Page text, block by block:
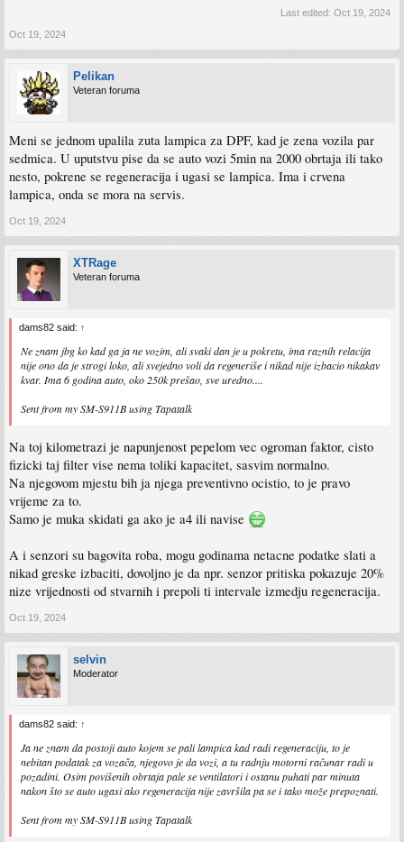
Last edited: Oct 19, 2024
Oct 19, 2024
Pelikan
Veteran foruma
Meni se jednom upalila zuta lampica za DPF, kad je zena vozila par
sedmica. U uputstvu pise da se auto vozi 5min na 2000 obrtaja ili tako
nesto, pokrene se regeneracija i ugasi se lampica. Ima i crvena
lampica, onda se mora na servis.
Oct 19, 2024
XTRage
Veteran foruma
dams82 said: ↑
Ne znam jbg ko kad ga ja ne vozim, ali svaki dan je u pokretu, ima raznih relacija
nije ono da je strogi loko, ali svejedno voli da regeneriše i nikad nije izbacio nikakav
kvar. Ima 6 godina auto, oko 250k prešao, sve uredno....
Sent from my SM-S911B using Tapatalk
Na toj kilometrazi je napunjenost pepelom vec ogroman faktor, cisto
fizicki taj filter vise nema toliki kapacitet, sasvim normalno.
Na njegovom mjestu bih ja njega preventivno ocistio, to je pravo
vrijeme za to.
Samo je muka skidati ga ako je a4 ili navise
A i senzori su bagovita roba, mogu godinama netacne podatke slati a
nikad greske izbaciti, dovoljno je da npr. senzor pritiska pokazuje 20%
nize vrijednosti od stvarnih i prepoli ti intervale izmedju regeneracija.
Oct 19, 2024
selvin
Moderator
dams82 said: ↑
Ja ne znam da postoji auto kojem se pali lampica kad radi regeneraciju, to je
nebitan podatak za vozača, njegovo je da vozi, a tu radnju motorni računar radi u
pozadini. Osim povišenih obrtaja pale se ventilatori i ostanu puhati par minuta
nakon što se auto ugasi ako regeneracija nije završila pa se i tako može prepoznati.
Sent from my SM-S911B using Tapatalk